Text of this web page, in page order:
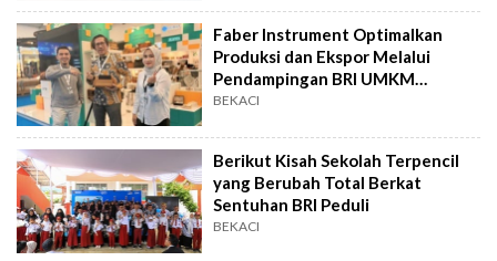
Faber Instrument Optimalkan
Produksi dan Ekspor Melalui
Pendampingan BRI UMKM
EXPO(RT)
BEKACI
Berikut Kisah Sekolah Terpencil
yang Berubah Total Berkat
Sentuhan BRI Peduli
BEKACI